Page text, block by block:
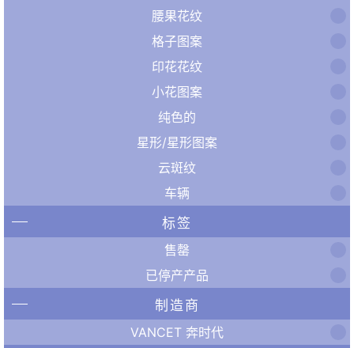
腰果花纹
格子图案
印花花纹
小花图案
纯色的
星形/星形图案
云斑纹
车辆
标签
售罄
已停产产品
制造商
VANCET 奔时代